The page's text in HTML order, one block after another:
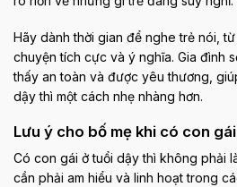
Hãy dành thời gian để nghe trẻ nói,
chuyện tích cực và ý nghĩa. Gia đình
thấy an toàn và được yêu thương,
dậy thì một cách nhẹ nhàng hơn.
Lưu ý cho bố mẹ khi có con
Có con gái ở tuổi dậy thì không phải
cần phải am hiểu và linh hoạt trong